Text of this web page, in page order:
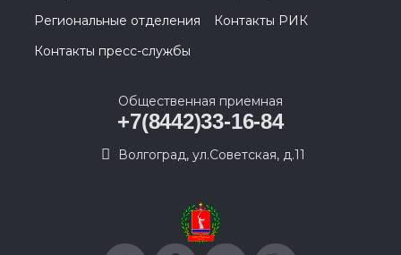
Региональные отделения
Контакты РИК
Контакты пресс-службы
Общественная приемная
+7(8442)33-16-84
Волгоград, ул.Советская, д.11